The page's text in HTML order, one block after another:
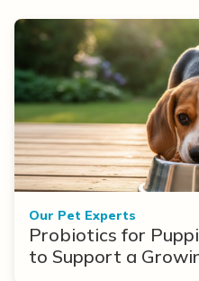
Our Pet Experts
Probiotics for
to Support a